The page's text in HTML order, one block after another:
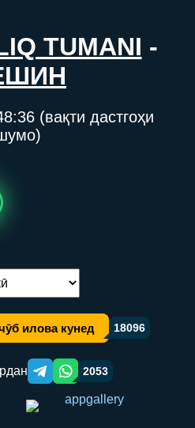
TUMANI -
(вақти дастгоҳи
забон:
илова кунед 18096
Telegram orqali ulashish
WhatsApp orqali ulashish
2053